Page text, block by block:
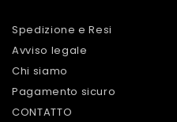
Spedizione e Resi
Avviso legale
Chi siamo
Pagamento sicuro
CONTATTO